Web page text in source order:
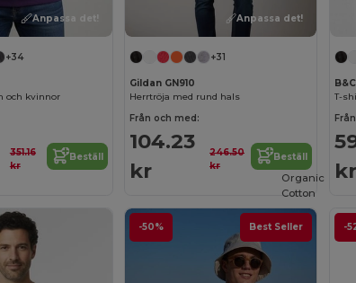
Anpassa det!
+34
och kvinnor
351.16
kr
Beställ
Anpassa det!
+31
Gildan GN910
Herrtröja med rund hals
Från och med:
104.23
kr
246.50
kr
Beställ
T-
kr
-50% Best Seller -
Organic
Cotton